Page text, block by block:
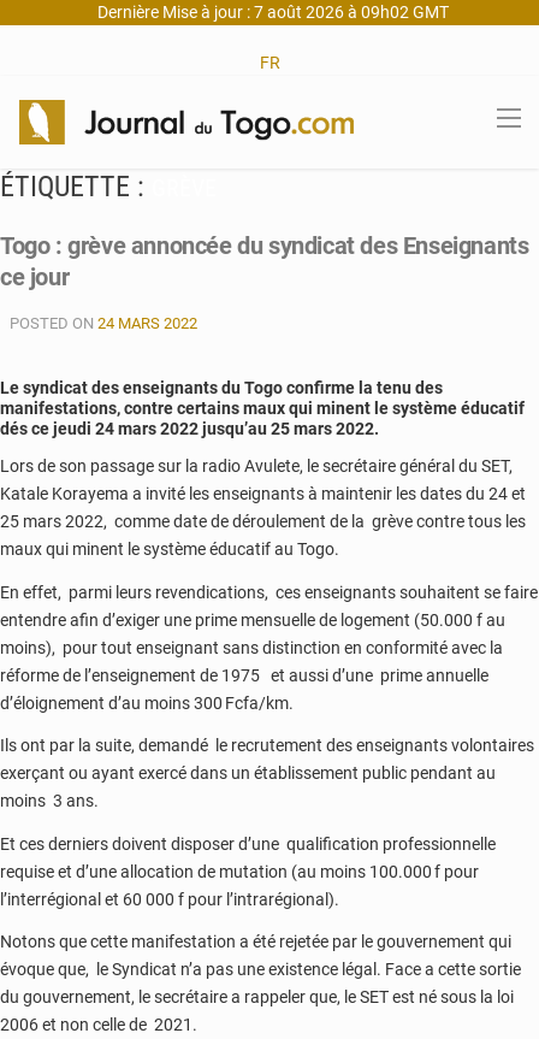
Dernière Mise à jour : 7 août 2026 à 09h02 GMT
FR
ÉTIQUETTE :
Togo : grève annoncée du syndicat des Enseignants
ce jour
POSTED ON 24 MARS 2022
Le syndicat des enseignants du Togo confirme la tenu des
manifestations, contre certains maux qui minent le système éducatif
dés ce jeudi 24 mars 2022 jusqu’au 25 mars 2022.
Lors de son passage sur la radio Avulete, le secrétaire général du SET,
Katale Korayema a invité les enseignants à maintenir les dates du 24 et
25 mars 2022, comme date de déroulement de la grève contre tous les
maux qui minent le système éducatif au Togo.
En effet, parmi leurs revendications, ces enseignants souhaitent se faire
entendre afin d’exiger une prime mensuelle de logement (50.000 f au
moins), pour tout enseignant sans distinction en conformité avec la
réforme de l’enseignement de 1975 et aussi d’une prime annuelle
d’éloignement d’au moins 300 Fcfa/km.
Ils ont par la suite, demandé le recrutement des enseignants volontaires
exerçant ou ayant exercé dans un établissement public pendant au
moins 3 ans.
Et ces derniers doivent disposer d’une qualification professionnelle
requise et d’une allocation de mutation (au moins 100.000 f pour
l’interrégional et 60 000 f pour l’intrarégional).
Notons que cette manifestation a été rejetée par le gouvernement qui
évoque que, le Syndicat n’a pas une existence légal. Face a cette sortie
du gouvernement, le secrétaire a rappeler que, le SET est né sous la loi
2006 et non celle de 2021.